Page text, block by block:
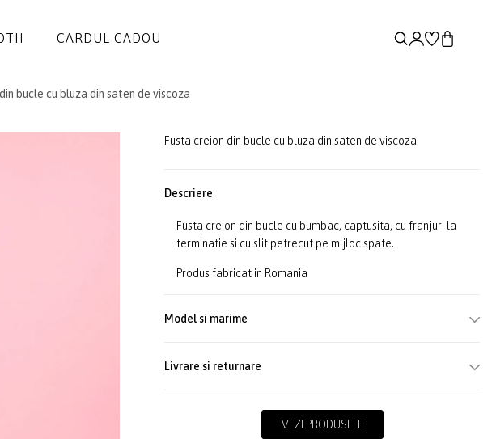
CARDUL CADOU
bucle cu bluza din saten de viscoza
Fusta creion din bucle cu bluza din saten de viscoza
Descriere
Fusta creion din bucle cu bumbac, captusita, cu franjuri la
terminatie si cu slit petrecut pe mijloc spate.
Produs fabricat in Romania
Model si marime
Livrare si returnare
VEZI PRODUSELE